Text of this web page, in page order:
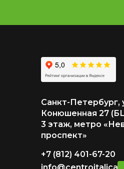
Санкт-Петербург,
Конюшенная 27
3 этаж, метро
проспект»
+7 (812) 401-67-20